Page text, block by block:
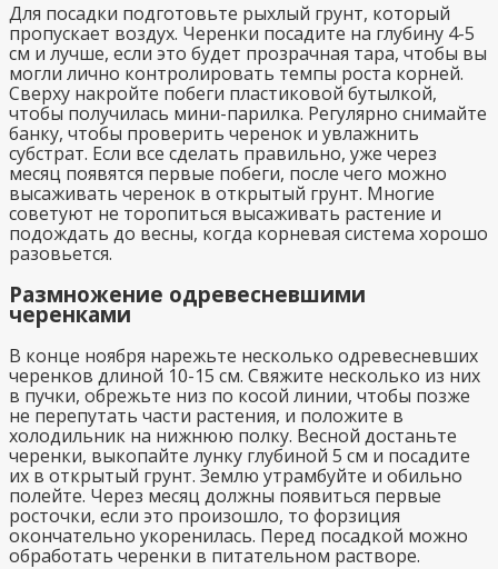
Для посадки подготовьте рыхлый грунт, который
пропускает воздух. Черенки посадите на глубину 4-5
см и лучше, если это будет прозрачная тара, чтобы вы
могли лично контролировать темпы роста корней.
Сверху накройте побеги пластиковой бутылкой,
чтобы получилась мини-парилка. Регулярно снимайте
банку, чтобы проверить черенок и увлажнить
субстрат. Если все сделать правильно, уже через
месяц появятся первые побеги, после чего можно
высаживать черенок в открытый грунт. Многие
советуют не торопиться высаживать растение и
подождать до весны, когда корневая система хорошо
разовьется.
Размножение одревесневшими
черенками
В конце ноября нарежьте несколько одревесневших
черенков длиной 10-15 см. Свяжите несколько из них
в пучки, обрежьте низ по косой линии, чтобы позже
не перепутать части растения, и положите в
холодильник на нижнюю полку. Весной достаньте
черенки, выкопайте лунку глубиной 5 см и посадите
их в открытый грунт. Землю утрамбуйте и обильно
полейте. Через месяц должны появиться первые
росточки, если это произошло, то форзиция
окончательно укоренилась. Перед посадкой можно
обработать черенки в питательном растворе.